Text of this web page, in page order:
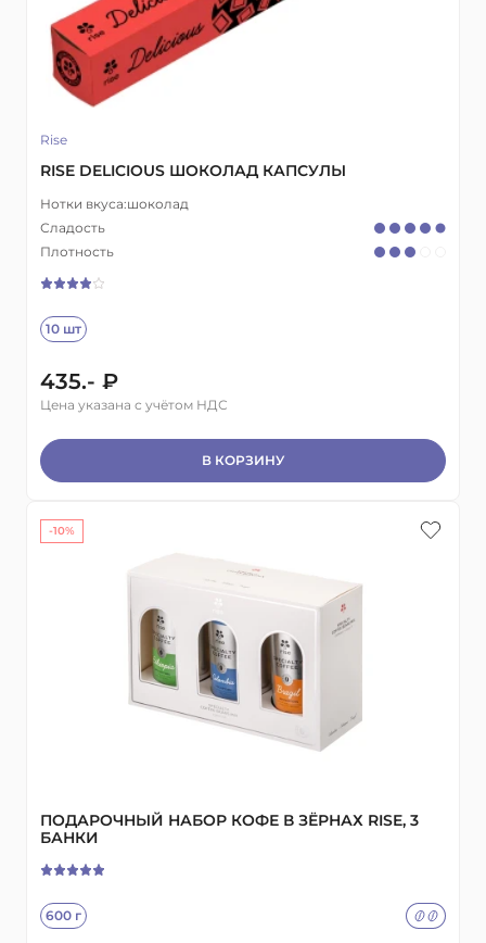
Rise
RISE DELICIOUS ШОКОЛАД КАПСУЛЫ
Нотки вкуса:шоколад
Сладость
Плотность
10 шт
435.- ₽
Цена указана с учётом НДС
В КОРЗИНУ
ПОДАРОЧНЫЙ НАБОР КОФЕ В ЗЁРНАХ RISE, 3
БАНКИ
600 г
-10%